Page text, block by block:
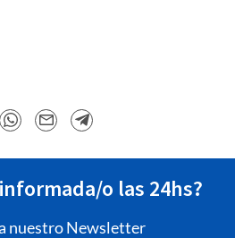
o las 24hs?
nuestro Newsletter